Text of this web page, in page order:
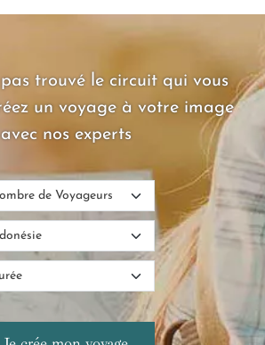
trouvé le circuit qui vous
un voyage à votre image
avec nos experts